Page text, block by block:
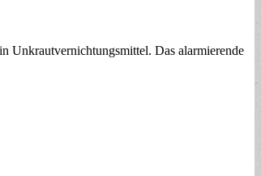
Unkrautvernichtungsmittel. Das alarmierende